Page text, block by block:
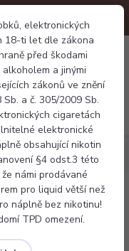
elektronických
18-ti let dle zákona
před škodami
a jinými
zákonů ve znění
a č. 305/2009 Sb.
cigaretách
elektronické
obsahující nikotin
§4 odst.3 této
námi prodávané
pro liquid větší než
náplně bez nikotinu!
TPD omezení.
Menu
0 Kč
G3 mini